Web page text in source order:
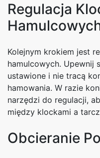
Regulacja
Kolejnym krokiem jest
hamulcowych. Upewnij
ustawione i nie tracą
hamowania. W razie
narzędzi do regulacji,
między klockami a
Obcieranie